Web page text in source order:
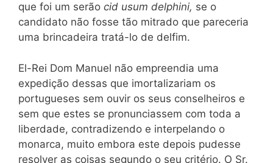
que foi um serão cid usum delphini, se o
candidato não fosse tão mitrado que pareceria
uma brincadeira tratá-lo de delfim.
El-Rei Dom Manuel não empreendia uma
expedição dessas que imortalizariam os
portugueses sem ouvir os seus conselheiros e
sem que estes se pronunciassem com toda a
liberdade, contradizendo e interpelando o
monarca, muito embora este depois pudesse
resolver as coisas segundo o seu critério. O Sr.